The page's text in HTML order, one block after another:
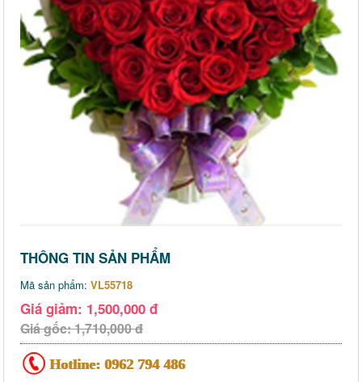
THÔNG TIN SẢN PHẨM
Mã sản phẩm: VL55718
Giá giảm: 1,500,000 đ
Giá gốc: 1,710,000 đ
Hotline: 0962 794 486